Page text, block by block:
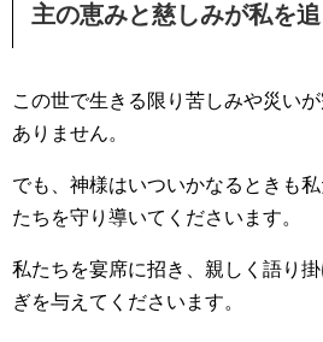
主の恵みと慈しみが私を追
この世で生きる限り苦しみや災い
ありません。
でも、神様はいついかなるときも
たちを守り導いてくださいます。
私たちを宴席に招き、親しく語り
ぎを与えてくださいます。